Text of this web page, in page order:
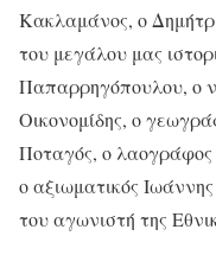
Κακλαμάνος, ο
του μεγάλου μας
Παπαρρηγόπουλου, ο
Οικονομίδης, ο
Ποταγός, ο
ο αξιωματικός
του αγωνιστή της